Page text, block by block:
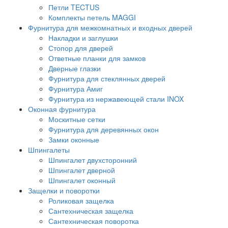
Петли TECTUS
Комплекты петель MAGGI
Фурнитура для межкомнатных и входных дверей
Накладки и заглушки
Стопор для дверей
Ответные планки для замков
Дверные глазки
Фурнитура для стеклянных дверей
Фурнитура Амиг
Фурнитура из нержавеющей стали INOX
Оконная фурнитура
Москитные сетки
Фурнитура для деревянных окон
Замки оконные
Шпингалеты
Шпингалет двухсторонний
Шпингалет дверной
Шпингалет оконный
Защелки и поворотки
Роликовая защелка
Сантехническая защелка
Сантехническая поворотка